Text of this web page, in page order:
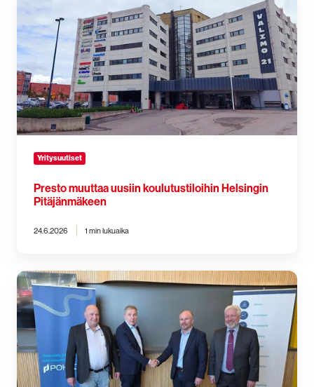
muuttaa
uusiin
koulutustiloihin
Helsingin
Pitäjänmäkeen
Yritysuutiset
Presto muuttaa uusiin koulutustiloihin Helsingin
Pitäjänmäkeen
24.6.2026 1 min lukuaika
Presto
ostaa
POHTO
Oy:n
–
teollisuusasiakkaiden
koulutustarjonta
laajenee